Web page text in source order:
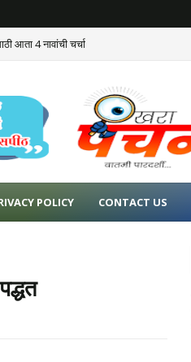
आता 4 नावांची चर्चा
POLICY CONTACT US